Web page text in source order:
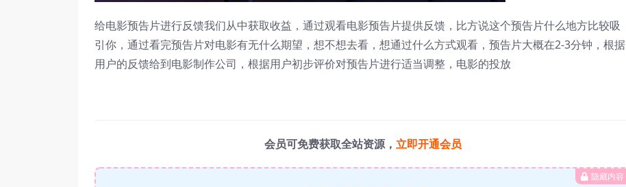
给电影预告片进行反馈我们从中获取收益，通过观看电影预告片提供反馈，比方说这个预告片什么地方比较吸
引你，通过看完预告片对电影有无什么期望，想不想去看，想通过什么方式观看，预告片大概在2-3分钟，根据
用户的反馈给到电影制作公司，根据用户初步评价对预告片进行适当调整，电影的投放
会员可免费获取全站资源， 立即开通会员
隐藏内容